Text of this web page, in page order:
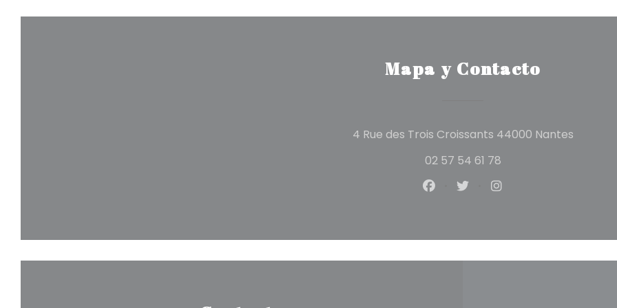
Mapa y Contacto
4 Rue des Trois Croissants 44000 Nantes((abre
02 57 54 61 78
Facebook ((abre en una
Twitter ((abre en una
Instagram ((abre